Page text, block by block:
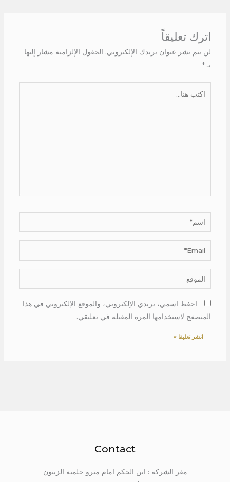
اترك تعليقاً
لن يتم نشر عنوان بريدك الإلكتروني. الحقول الإلزامية مشار إليها
بـ *
اسم*
Email*
الموقع
احفظ اسمي، بريدي الإلكتروني، والموقع الإلكتروني في هذا
المتصفح لاستخدامها المرة المقبلة في تعليقي.
Contact
مقر الشركة : ابن الحكم امام مترو حلمية الزيتون